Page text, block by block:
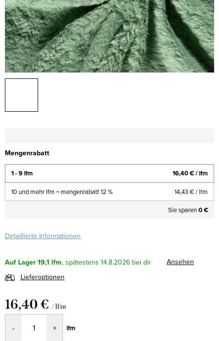
Mengenrabatt
1 - 9 lfm 16,40 €/ lfm
10 und mehr lfm = mengenrabatt 12 % 14,43 €/ lfm
Sie sparen0 €
Detaillierte Informationen
Auf Lager 19,1 lfm 14.8.2026
Ansehen
Lieferoptionen
16,40 € / lfm
lfm